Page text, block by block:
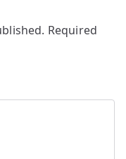
Required